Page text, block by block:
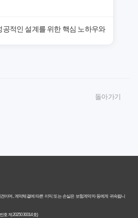
공적인 설계를 위한 핵심 노하우와
, 어떤 차이가 있을까? 내게 맞는
정 보험료의 숨겨진 가치와 현명한
돌아가기
이며, 계약체결에 따른 이익 또는 손실은 보험계약자 등에게 귀속됩니
호 제2025030014호)